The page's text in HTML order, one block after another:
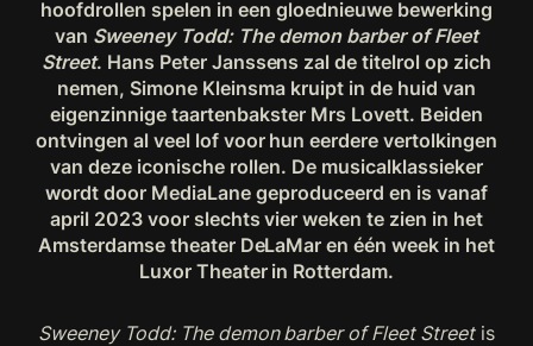
hoofdrollen spelen in een gloednieuwe bewerking
van Sweeney Todd: The demon barber of Fleet
Street. Hans Peter Janssens zal de titelrol op zich
nemen, Simone Kleinsma kruipt in de huid van
eigenzinnige taartenbakster Mrs Lovett. Beiden
ontvingen al veel lof voor hun eerdere vertolkingen
van deze iconische rollen. De musicalklassieker
wordt door MediaLane geproduceerd en is vanaf
april 2023 voor slechts vier weken te zien in het
Amsterdamse theater DeLaMar en één week in het
Luxor Theater in Rotterdam.
Sweeney Todd: The demon barber of Fleet Streetis